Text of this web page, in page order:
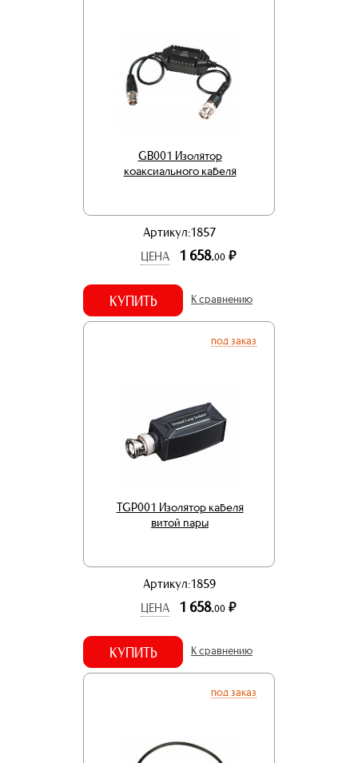
GB001 Изолятор
коаксиального кабеля
Артикул:1857
ЦЕНА
1 658.00 р.
КУПИТЬ К сравнению
под заказ
TGP001 Изолятор кабеля
витой пары
Артикул:1859
ЦЕНА
1 658.00 р.
КУПИТЬ К сравнению
под заказ